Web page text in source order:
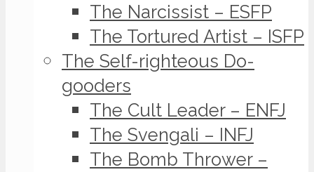
The Narcissist – ESFP
The Tortured Artist – ISFP
The Self-righteous Do-
gooders
The Cult Leader – ENFJ
The Svengali – INFJ
The Bomb Thrower –